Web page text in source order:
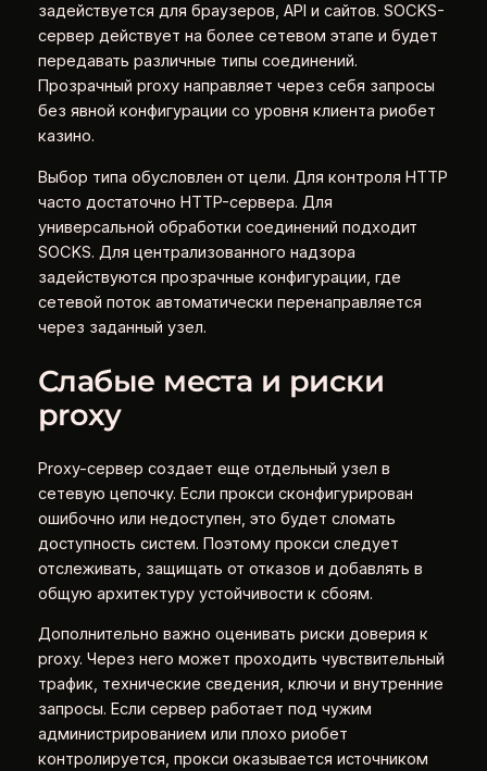
задействуется для браузеров, API и сайтов. SOCKS-
сервер действует на более сетевом этапе и будет
передавать различные типы соединений.
Прозрачный proxy направляет через себя запросы
без явной конфигурации со уровня клиента риобет
казино.
Выбор типа обусловлен от цели. Для контроля HTTP
часто достаточно HTTP-сервера. Для
универсальной обработки соединений подходит
SOCKS. Для централизованного надзора
задействуются прозрачные конфигурации, где
сетевой поток автоматически перенаправляется
через заданный узел.
Слабые места и риски
proxy
Proxy-сервер создает еще отдельный узел в
сетевую цепочку. Если прокси сконфигурирован
ошибочно или недоступен, это будет сломать
доступность систем. Поэтому прокси следует
отслеживать, защищать от отказов и добавлять в
общую архитектуру устойчивости к сбоям.
Дополнительно важно оценивать риски доверия к
proxy. Через него может проходить чувствительный
трафик, технические сведения, ключи и внутренние
запросы. Если сервер работает под чужим
администрированием или плохо риобет
контролируется, прокси оказывается источником